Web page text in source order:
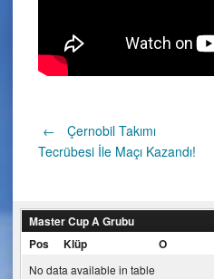
Post
←
Çernobil Takımı
Tecrübesi İle Maçı Kazandı!
Master Cup A Grubu
Pos
Klüp O
No data available in table